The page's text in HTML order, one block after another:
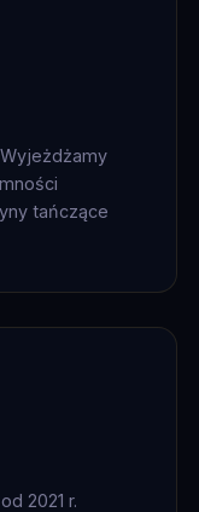
tańczące
2021 r.